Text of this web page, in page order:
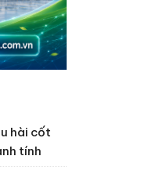
hài cốt
tính